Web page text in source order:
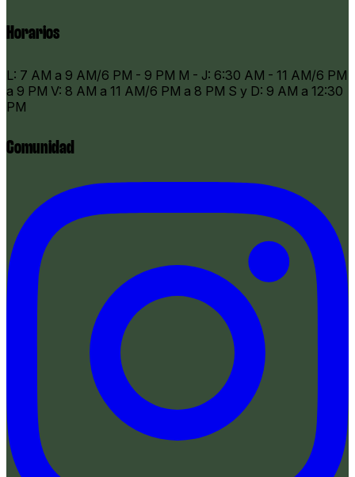
Horarios
​L: 7 AM a 9 AM/6 PM - 9 PM M - J: 6:30 AM - 11 AM/6 PM
a 9 PM V: 8 AM a 11 AM/6 PM a 8 PM S y D: 9 AM a 12:30
PM
Comunidad